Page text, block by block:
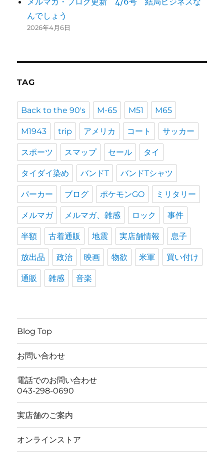
んでしょう
2026年4月6日
TAG
Back to the 90's M-65 M51 M65
M1943 trip アメリカ コート サッカー
スポーツ スマップ セール タイ
タイダイ染め バンドT バンドTシャツ
パーカー ブログ ポケモンGO ミリタリー
メルマガ メルマガ、雑感 ロック 事件
半額 古着通販 地震 実店舗情報 息子
放出品 政治 映画 物欲 米軍 買い付け
通販 雑感 音楽
Blog Top
お問い合わせ
電話でのお問い合わせ
043-298-0690
実店舗のご案内
オンラインストア